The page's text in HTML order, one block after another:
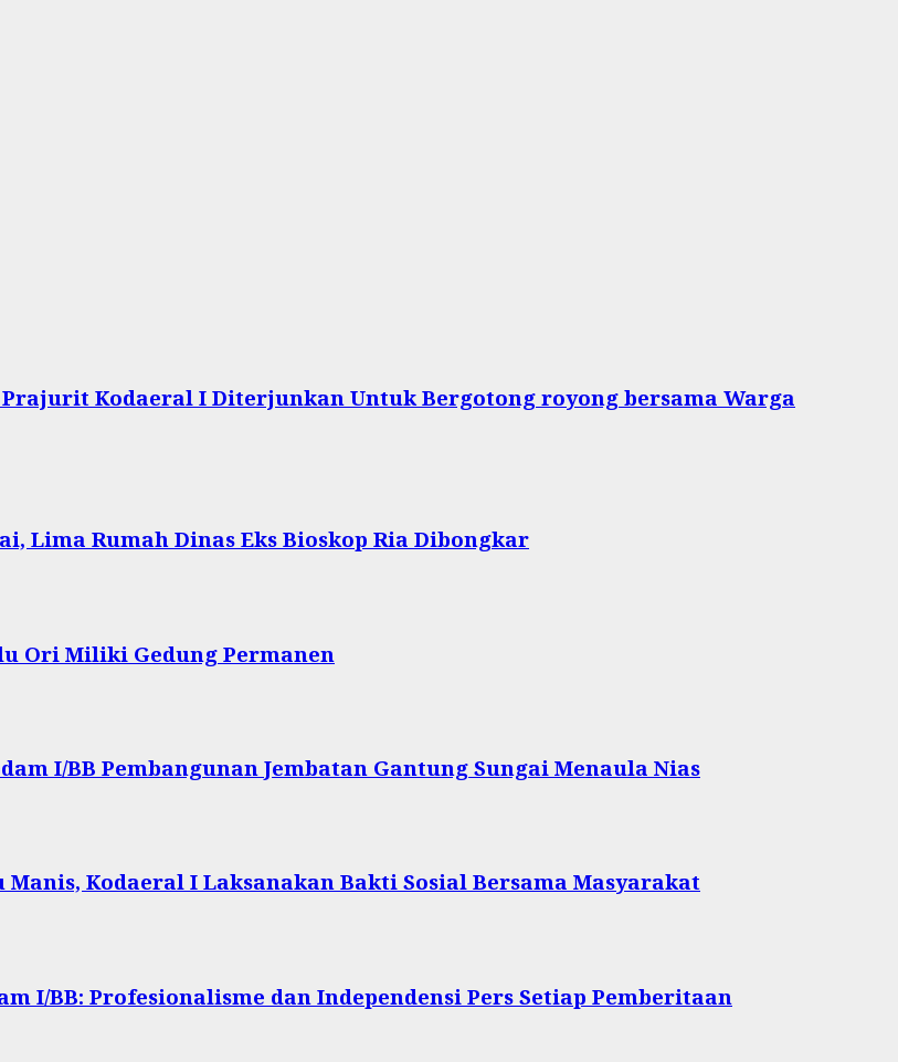
Kodaeral I Diterjunkan Untuk Bergotong royong bersama Warga
Lima Rumah Dinas Eks Bioskop Ria Dibongkar
Ori Miliki Gedung Permanen
I/BB Pembangunan Jembatan Gantung Sungai Menaula Nias
Kodaeral I Laksanakan Bakti Sosial Bersama Masyarakat
I/BB: Profesionalisme dan Independensi Pers Setiap Pemberitaan